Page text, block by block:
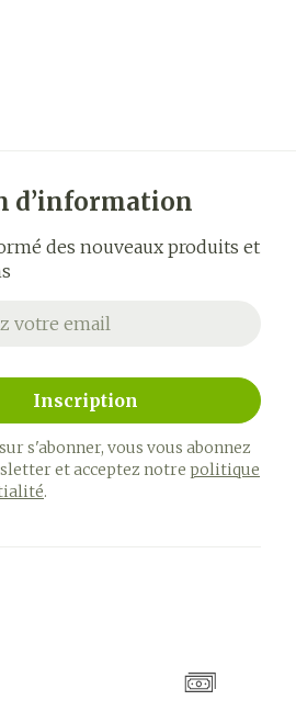
d’information
des nouveaux produits et
Inscription
s'abonner, vous vous abonnez
et acceptez notrepolitique
.